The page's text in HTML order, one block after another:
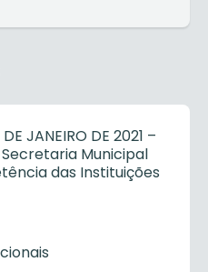
JANEIRO DE 2021 –
Municipal
das Instituições